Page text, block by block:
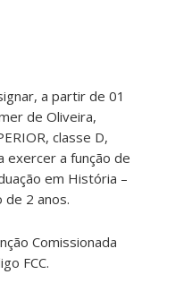
a partir de 01
de Oliveira,
classe D,
exercer a função de
em História –
de 2 anos.
Comissionada
FCC.